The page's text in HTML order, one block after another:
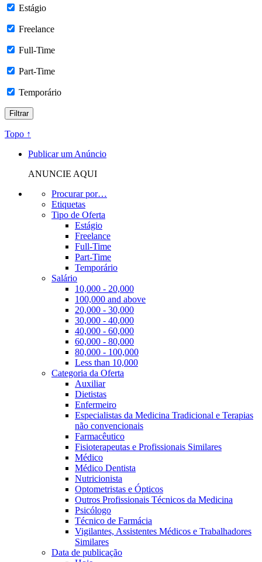
Estágio
Freelance
Full-Time
Part-Time
Temporário
Topo ↑
Publicar um Anúncio
ANUNCIE AQUI
Procurar por…
Etiquetas
Tipo de Oferta
Estágio
Freelance
Full-Time
Part-Time
Temporário
Salário
10,000 - 20,000
100,000 and above
20,000 - 30,000
30,000 - 40,000
40,000 - 60,000
60,000 - 80,000
80,000 - 100,000
Less than 10,000
Categoria da Oferta
Auxiliar
Dietistas
Enfermeiro
Especialistas da Medicina Tradicional e Terapias
não convencionais
Farmacêutico
Fisioterapeutas e Profissionais Similares
Médico
Médico Dentista
Nutricionista
Optometristas e Ópticos
Outros Profissionais Técnicos da Medicina
Psicólogo
Técnico de Farmácia
Vigilantes, Assistentes Médicos e Trabalhadores
Similares
Data de publicação